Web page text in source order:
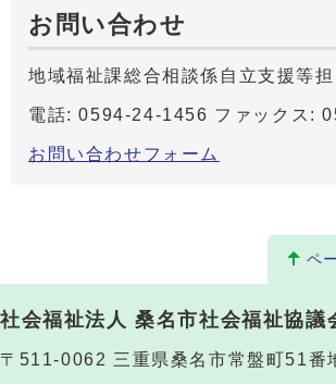
お問い合わせ
地域福祉課総合相談係自立支援等担
電話: 0594-24-1456 ファックス:
お問い合わせフォーム
ペ
社会福祉法人 桑名市社会福祉協議
〒511-0062 三重県桑名市常盤町51番